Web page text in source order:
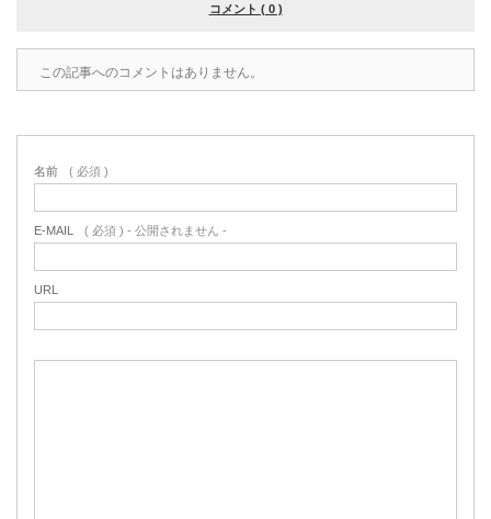
コメント ( 0 )
この記事へのコメントはありません。
名前 ( 必須 )
E-MAIL ( 必須 ) - 公開されません -
URL